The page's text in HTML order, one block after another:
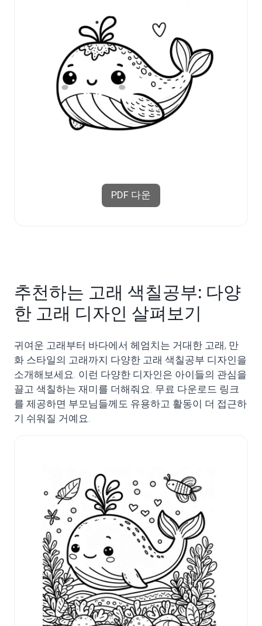
PDF 다운
추천하는 고래 색칠공부: 다양
한 고래 디자인 살펴보기
귀여운 고래부터 바다에서 헤엄치는 거대한 고래, 만
화 스타일의 고래까지 다양한 고래 색칠공부 디자인을
소개해보세요. 이런 다양한 디자인은 아이들의 관심을
끌고 색칠하는 재미를 더해줘요. 무료 다운로드 링크
를 제공하면 부모님들께도 유용하고 활동이 더 접근하
기 쉬워질 거예요.